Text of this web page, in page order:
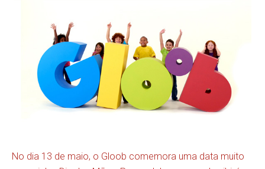
No dia 13 de maio, o Gloob comemora uma data muito